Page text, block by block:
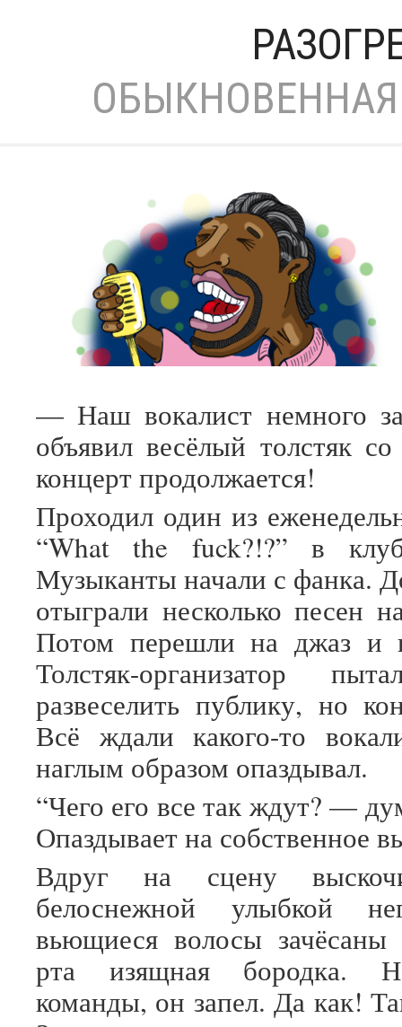
— Наш вокалист немного
объявил весёлый толстяк
концерт продолжается!
Проходил один из
“What the fuck?!?” в
Музыканты начали с фанка.
отыграли несколько песен
Потом перешли на джаз и
Толстяк-организатор
развеселить публику, но
Всё ждали какого-то
наглым образом опаздывал.
“Чего его все так ждут? —
Опаздывает на собственное
Вдруг на сцену
белоснежной улыбкой
вьющиеся волосы зачёсаны
рта изящная бородка.
команды, он запел. Да как!